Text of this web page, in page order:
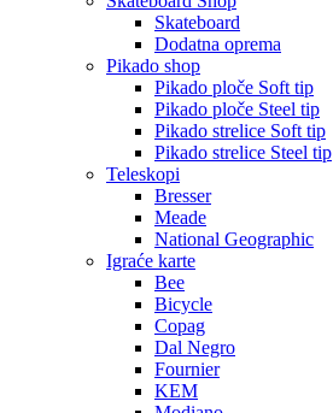
Skateboard
Dodatna oprema
Pikado shop
Pikado ploče Soft tip
Pikado ploče Steel tip
Pikado strelice Soft tip
Pikado strelice Steel tip
Teleskopi
Bresser
Meade
National Geographic
Igraće karte
Bee
Bicycle
Copag
Dal Negro
Fournier
KEM